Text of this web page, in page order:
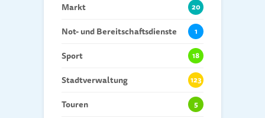
Markt 20
Not- und Bereitschaftsdienste 1
Sport 18
Stadtverwaltung 123
Touren 5